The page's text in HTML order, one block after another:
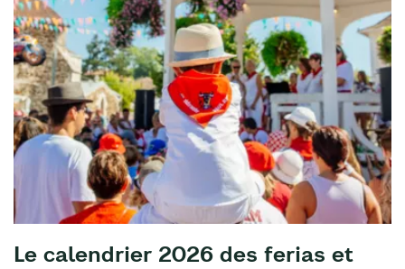
Le calendrier 2026 des ferias et